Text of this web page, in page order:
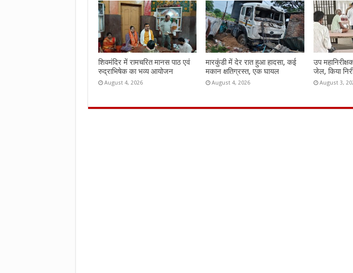
शिवमंदिर में रामचरित मानस पाठ एवं
रुद्राभिषेक का भव्य आयोजन
August 4, 2026
मारकुंडी में देर रात हुआ हादसा, कई
मकान क्षतिग्रस्त, एक घायल
August 4, 2026
उप
जेल, किया
August 3,